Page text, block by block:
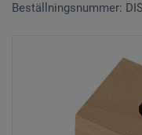
Beställningsnummer: